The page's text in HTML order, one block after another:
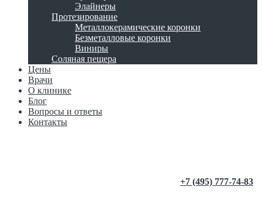
Элайнеры
Протезирование
Металлокерамические коронки
Безметалловые коронки
Виниры
Соляная пещера
Цены
Врачи
О клинике
Блог
Вопросы и ответы
Контакты
+7 (495) 777-74-83